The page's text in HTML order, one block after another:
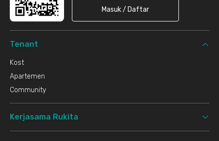
Masuk / Daftar
Tenant
Kost
Apartemen
Community
Kerjasama Rukita